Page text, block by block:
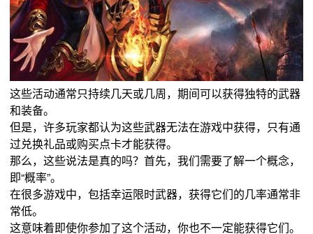
这些活动通常只持续几天或几周，期间可以获得独特的武器
和装备。
但是，许多玩家都认为这些武器无法在游戏中获得，只有通
过兑换礼品或购买点卡才能获得。
那么，这些说法是真的吗？首先，我们需要了解一个概念，
即“概率”。
在很多游戏中，包括幸运限时武器，获得它们的几率通常非
常低。
这意味着即使你参加了这个活动，你也不一定能获得它们。